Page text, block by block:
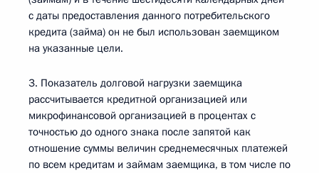
с даты предоставления данного потребительского
кредита (займа) он не был использован заемщиком
на указанные цели.
3. Показатель долговой нагрузки заемщика
рассчитывается кредитной организацией или
микрофинансовой организацией в процентах с
точностью до одного знака после запятой как
отношение суммы величин среднемесячных платежей
по всем кредитам и займам заемщика, в том числе по